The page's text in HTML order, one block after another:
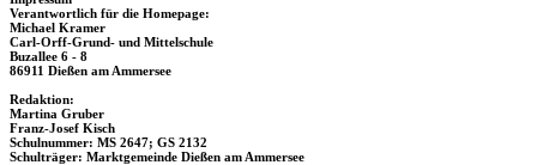
Verantwortlich für die Homepage:
Michael Kramer
Carl-Orff-Grund- und Mittelschule
Buzallee 6 - 8
86911 Dießen am Ammersee
Redaktion:
Martina Gruber
Franz-Josef Kisch
Schulnummer: MS 2647; GS 2132
Schulträger: Marktgemeinde Dießen am Ammersee